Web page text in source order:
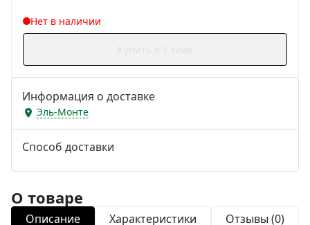
Нет в наличии
Информация о доставке
Эль-Монте
Способ доставки
О товаре
Описание Характеристики Отзывы (0)